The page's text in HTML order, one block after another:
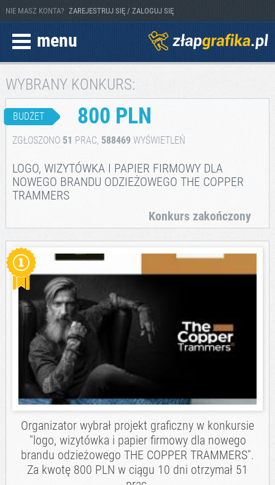
NIE MASZ KONTA? ZAREJESTRUJ SIĘ / ZALOGUJ SIĘ
menu
WYBRANY KONKURS:
BUDŻET 800 PLN
ZGŁOSZONO 51 PRAC, 588469WYŚWIETLEŃ
LOGO, WIZYTÓWKA I PAPIER FIRMOWY DLA
NOWEGO BRANDU ODZIEŻOWEGO THE COPPER
TRAMMERS
Konkurs zakończony
Organizator wybrał projekt graficzny w konkursie
"logo, wizytówka i papier firmowy dla nowego
brandu odzieżowego THE COPPER TRAMMERS".
Za kwotę 800 PLN w ciągu 10 dni otrzymał 51